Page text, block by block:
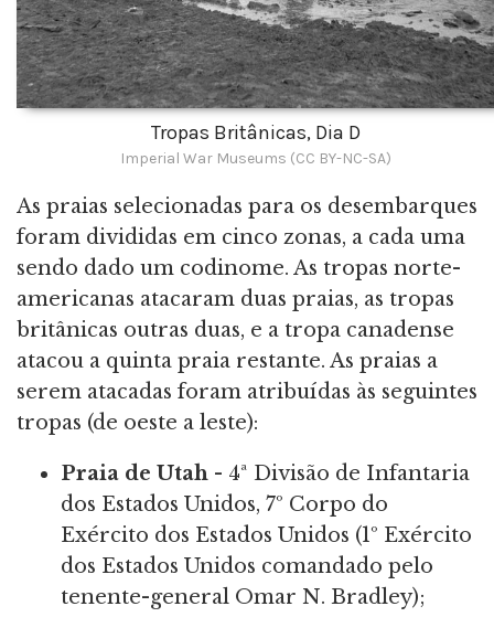
Tropas Britânicas, Dia D
Imperial War Museums (CC BY-NC-SA)
As praias selecionadas para os desembarques
foram divididas em cinco zonas, a cada uma
sendo dado um codinome. As tropas norte-
americanas atacaram duas praias, as tropas
britânicas outras duas, e a tropa canadense
atacou a quinta praia restante. As praias a
serem atacadas foram atribuídas às seguintes
tropas (de oeste a leste):
Praia de Utah - 4ª Divisão de Infantaria
dos Estados Unidos, 7º Corpo do
Exército dos Estados Unidos (1º Exército
dos Estados Unidos comandado pelo
tenente-general Omar N. Bradley);